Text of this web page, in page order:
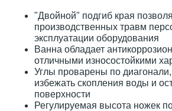
"Двойной" подгиб края
производственных травм
эксплуатации оборудования
Ванна обладает
отличными износостойкими
Углы проварены по диагонали,
избежать скопления воды и
поверхности
Регулируемая высота ножек